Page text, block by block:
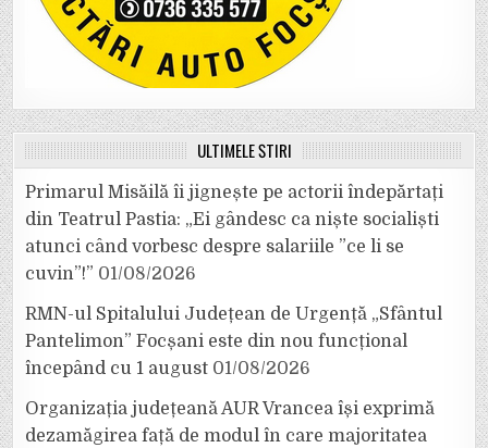
ULTIMELE ȘTIRI
Primarul Misăilă îi jignește pe actorii îndepărtați
din Teatrul Pastia: „Ei gândesc ca niște socialiști
atunci când vorbesc despre salariile ”ce li se
cuvin”!” 01/08/2026
RMN-ul Spitalului Județean de Urgență „Sfântul
Pantelimon” Focșani este din nou funcțional
începând cu 1 august 01/08/2026
Organizația județeană AUR Vrancea își exprimă
dezamăgirea față de modul în care majoritatea